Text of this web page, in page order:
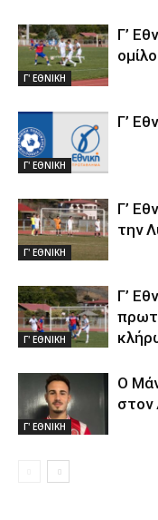
Γ' ΕΘΝΙΚΗ
Γ’
Γ' ΕΘΝΙΚΗ
Γ’
Γ' ΕΘΝΙΚΗ
Γ’
την
Γ' ΕΘΝΙΚΗ
Γ’
Γ' ΕΘΝΙΚΗ
Ο
στον